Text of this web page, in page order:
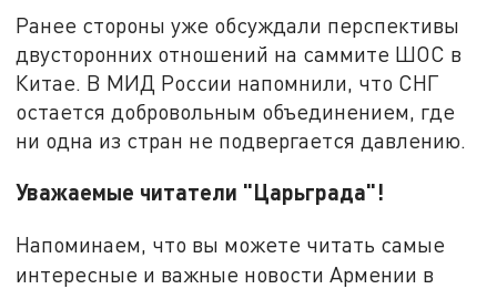
Ранее стороны уже обсуждали перспективы
двусторонних отношений на саммите ШОС в
Китае. В МИД России напомнили, что СНГ
остается добровольным объединением, где
ни одна из стран не подвергается давлению.
Уважаемые читатели "Царьграда"!
Напоминаем, что вы можете читать самые
интересные и важные новости Армении в